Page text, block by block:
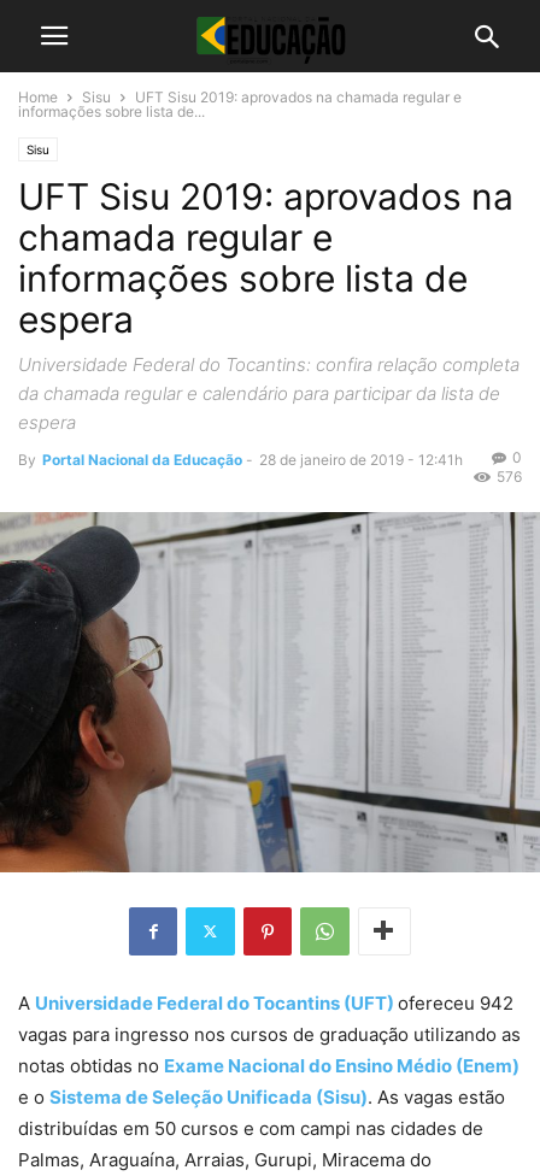
Home Sisu
UFT Sisu 2019: aprovados na chamada regular e
informações sobre lista de...
Sisu
UFT Sisu 2019: aprovados na
chamada regular e
informações sobre lista de
espera
Universidade Federal do Tocantins: confira relação completa
da chamada regular e calendário para participar da lista de
espera
By Portal Nacional da Educação - 28 de janeiro de 2019 - 12:41h
0
576
A Universidade Federal do Tocantins (UFT) ofereceu 942
vagas para ingresso nos cursos de graduação utilizando as
notas obtidas no Exame Nacional do Ensino Médio (Enem)
e o Sistema de Seleção Unificada (Sisu). As vagas estão
distribuídas em 50 cursos e com campi nas cidades de
Palmas, Araguaína, Arraias, Gurupi, Miracema do